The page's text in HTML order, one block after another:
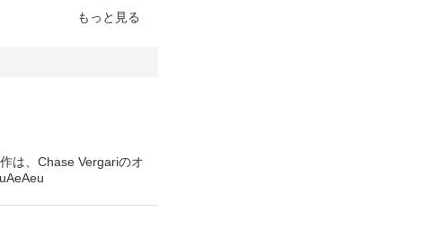
もっと見る
は、Chase Vergariのオ